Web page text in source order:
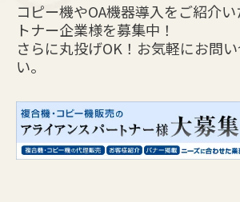
コピー機やOA機器導入をご紹介
トナー企業様を募集中！
さらに丸投げOK！お気軽にお問
い。